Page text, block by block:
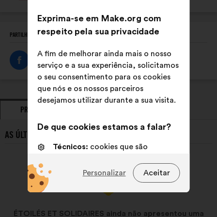
PARTILHE ESTE PERFIL
PROPOSTAS
AS ÚLTIMAS PROPOSTAS DE ÉTOILÉS ET SOLIDAIRES:
ÉTOILÉS ET SOLIDAIRES ainda não apresentou uma
Exprima-se em Make.org com
respeito pela sua privacidade
A fim de melhorar ainda mais o nosso
serviço e a sua experiência, solicitamos
o seu consentimento para os cookies
que nós e os nossos parceiros
desejamos utilizar durante a sua visita.
De que cookies estamos a falar?
Técnicos: cookies que são
do sitio Internet
melhorar a sua experiência quando
navega no sítio Internet
Aceitar
Personalizar